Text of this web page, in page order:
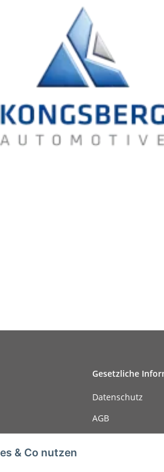
Gesetzliche
Datenschutz
AGB
& Co nutzen